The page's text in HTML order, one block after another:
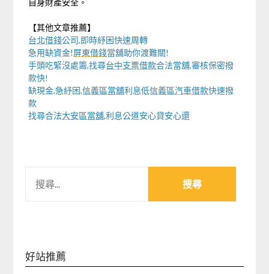
自身財產安全。
【其他文章推薦】
台北借錢公司,即時紓困快速周轉
急用缺資金!屏東借錢當舖助你渡難關!
手頭吃緊沒處籌,找尋台中支票借款合法當舖,審核保密撥
款快!
缺現金,急紓困,信義區當舖利息低信義區汽車借款快速撥
款
找尋合法大安區當舖,利息公道安心貸安心還
關
好站推薦